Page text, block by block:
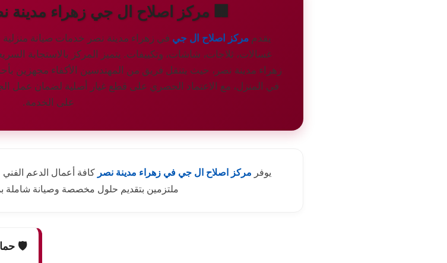
🏢 مركز اصلاح ال جي زهراء مدينة
يقدم مركز اصلاح ال جي في زهراء مدينة نصر خدمات صيانة منزلية
غسالات، ثلاجات، شاشات، وتكييفات. يتميز المركز بالاستجابة
زهراء مدينة نصر، حيث يتنقل فريق من المهندسين الأكفاء مجهزين
في المنزل، مع الاعتماد الحصري على قطع غيار أصلية لضمان عمل
على الخدمة.
يوفر مركز اصلاح ال جي في زهراء مدينة نصر كافة أعمال الدعم
ملتزمين بتقديم حلول مخصصة وصيانة شاملة
🛡️